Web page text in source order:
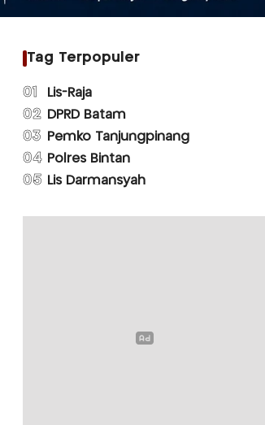
Tag Terpopuler
01 Lis-Raja
02 DPRD Batam
03 Pemko Tanjungpinang
04 Polres Bintan
05 Lis Darmansyah